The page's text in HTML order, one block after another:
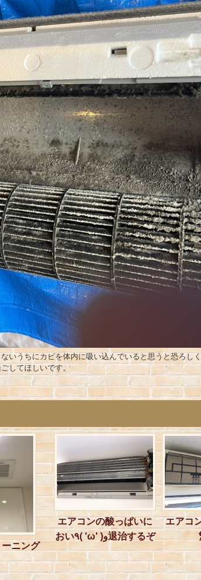
いうちにカビを体内に吸い込んでいると思うと恐ろし
してほしいです。
ニング
エアコンの酸っぱいに
おい٩( 'ω' )و退治するぞ
エアコ